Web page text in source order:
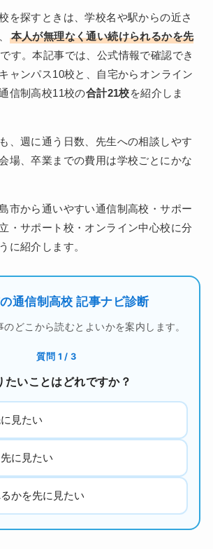
を探すときは、学校名や駅からの近さ
本人が無理なく通い続けられるかを先
す。本記事では、公式情報で確認でき
ャンパス10校と、自宅からオンライン
信制高校11校の合計21校を紹介しま
、週に通う日数、先生への相談しやす
場、卒業までの費用は学校ごとにかな
市から通いやすい通信制高校・サポー
・サポート校・オンライン中心校に分
に紹介します。
通信制高校 記事ナビ診断
どこから読むとよいかを案内します。
質問 1 / 3
たいことはどれですか？
見たい
に見たい
かを先に見たい